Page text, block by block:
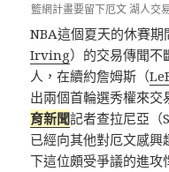
籃網計畫要留下厄文 湖人交
NBA這個夏天的休賽
Irving）的交易傳聞不
人，在續約詹姆斯（
出兩個首輪選秀權來
育新聞記者查拉尼亞
已經向其他對厄文感興
下這位頗受爭議的進攻